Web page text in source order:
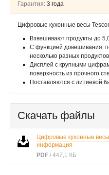
Гарантия: 3 года
Цифровые кухонные весы
Взвешивают продукты до
С функцией довешивания:
несколько разных
Дисплей с крупными
поверхность из прочного
Поставляются с литиевой
Скачать файлы
Цифровые кухонные весы
информация
PDF / 447,1 КБ